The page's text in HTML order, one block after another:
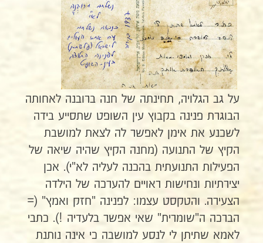
על גב הגלויה, תחינתה של חנה ברובנה לאחותה
הבוגרת פנינה בקבוץ עין השופט שתסייע בידה
לשכנע את אימן לאפשר לה לצאת למושבת
הקיץ של התנועה (מחנה הקיץ שהיה שיאה של
הפעילות התנועתית בהכנה לעליה לא"י). אכן
יצירתיות ונחישות ראויים להערכה של הילדה
הצעירה. והטקסט עצמו: לפנינה "חזק ואמץ" (=
הברכה ה"שומרית" שאי אפשר בלעדיה !). כתבי
לאמא שתיתן לי לנסע למושבה כי אינה נותנת